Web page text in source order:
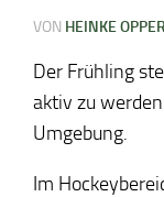
VON HEINKE
Der Frühling
aktiv zu
Umgebung.
Im